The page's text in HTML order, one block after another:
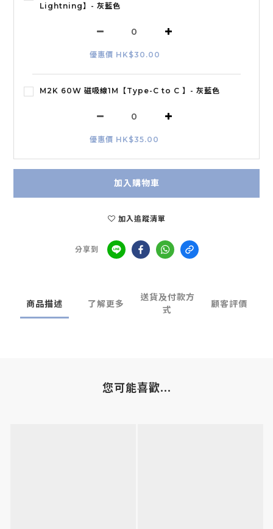
Lightning】- 灰藍色
優惠價 HK$30.00
M2K 60W 磁吸線1M【Type-C to C 】- 灰藍色
優惠價 HK$35.00
加入購物車
加入追蹤清單
分享到
商品描述 了解更多
送貨及付款方
式
顧客評價
您可能喜歡...